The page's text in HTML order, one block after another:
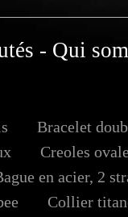
- Qui
Bracelet
Creoles
en acier, 2
Collier